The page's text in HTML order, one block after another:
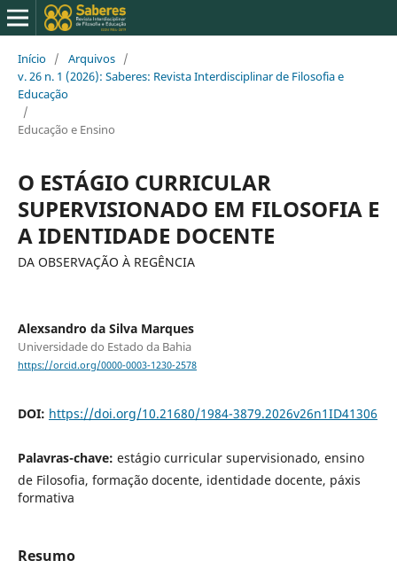
Início / Arquivos /
v. 26 n. 1 (2026): Saberes: Revista Interdisciplinar de Filosofia e
Educação
/
Educação e Ensino
O ESTÁGIO CURRICULAR
SUPERVISIONADO EM FILOSOFIA E
A IDENTIDADE DOCENTE
DA OBSERVAÇÃO À REGÊNCIA
Alexsandro da Silva Marques
Universidade do Estado da Bahia
https://orcid.org/0000-0003-1230-2578
DOI: https://doi.org/10.21680/1984-3879.2026v26n1ID41306
Palavras-chave: estágio curricular supervisionado, ensino
de Filosofia, formação docente, identidade docente, páxis
formativa
Resumo